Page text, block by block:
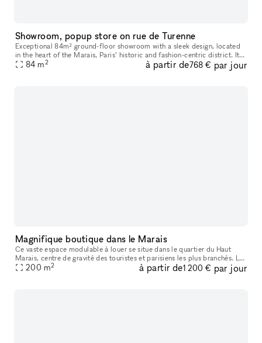
Showroom, popup store on rue de Turenne
Exceptional 84m² ground-floor showroom with a sleek design, located
in the heart of the Marais, Paris’ historic and fashion-centric district. Its
prime location and flexible layout make it ideal for
84 m2 à partir de768 € par jour
Magnifique boutique dans le Marais
Ce vaste espace modulable à louer se situe dans le quartier du Haut
Marais, centre de gravité des touristes et parisiens les plus branchés. Les
boutiques y sont pointues, les bars et restaurants, con
200 m2 à partir de1 200 € par jour